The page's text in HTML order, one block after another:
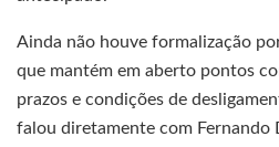
Ainda não houve formalização
que mantém em aberto pontos
prazos e condições de
falou diretamente com Fernando